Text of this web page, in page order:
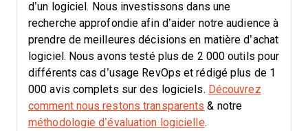
d’un logiciel. Nous investissons dans une
recherche approfondie afin d’aider notre audience à
prendre de meilleures décisions en matière d’achat
logiciel. Nous avons testé plus de 2 000 outils pour
différents cas d’usage RevOps et rédigé plus de 1
000 avis complets sur des logiciels. Découvrez
comment nous restons transparents & notre
méthodologie d’évaluation logicielle.